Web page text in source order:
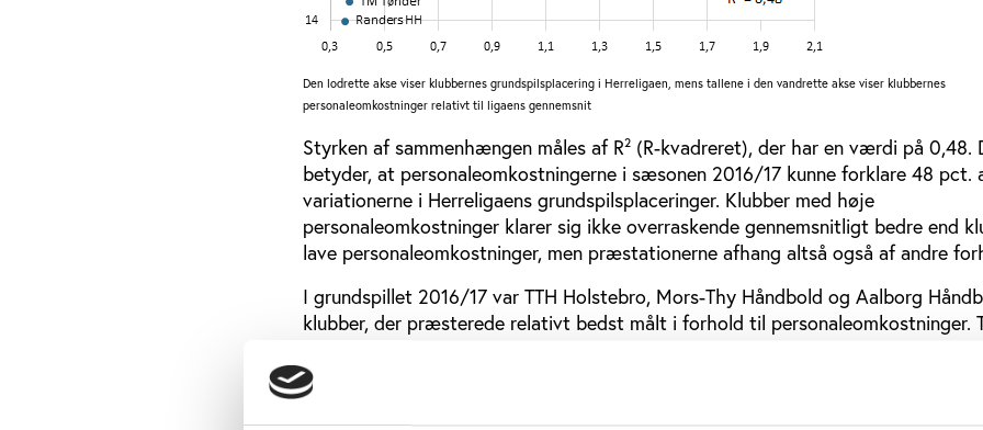
Den lodrette akse viser klubbernes grundspilsplacering i Herreligaen, mens tallene i den vandrette akse viser klubbernes
personaleomkostninger relativt til ligaens gennemsnit
Styrken af sammenhængen måles af R² (R-kvadreret), der har en værdi på 0,48.
betyder, at personaleomkostningerne i sæsonen 2016/17 kunne forklare 48 pct.
variationerne i Herreligaens grundspilsplaceringer. Klubber med høje
personaleomkostninger klarer sig ikke overraskende gennemsnitligt bedre end
lave personaleomkostninger, men præstationerne afhang altså også af andre
I grundspillet 2016/17 var TTH Holstebro, Mors-Thy Håndbold og Aalborg
klubber, der præsterede relativt bedst målt i forhold til personaleomkostninger.
blev nummer seks med ligaens tiendehøjeste personaleomkostninger, mens
Håndbold vandt grundspillet med ligaens fjerdehøjeste budget.